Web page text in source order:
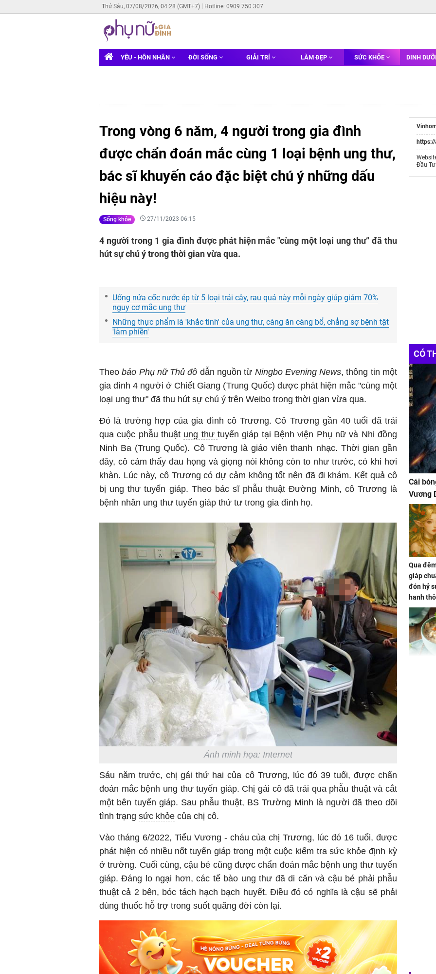
Thứ Sáu, 07/08/2026, 04:28 (GMT+7) Hotline: 0909 750 307
YÊU - HÔN NHÂN ĐỜI SỐNG GIẢI TRÍ LÀM ĐẸP SỨC KHỎE DINH
Trong vòng 6 năm, 4 người trong gia đình
được chẩn đoán mắc cùng 1 loại bệnh ung thư,
bác sĩ khuyến cáo đặc biệt chú ý những dấu
hiệu này!
Sống khỏe 27/11/2023 06:15
4 người trong 1 gia đình được phát hiện mắc "cùng một loại ung thư" đã thu
hút sự chú ý trong thời gian vừa qua.
Uống nửa cốc nước ép từ 5 loại trái cây, rau quả này mỗi ngày giúp giảm 70%
nguy cơ mắc ung thư
Những thực phẩm là 'khắc tinh' của ung thư, càng ăn càng bổ, chẳng sợ bệnh tật
'làm phiền'
Theobáo Phụ nữ Thủ đô dẫn nguồn từ Ningbo Evening News, thông tin một
gia đình 4 người ở Chiết Giang (Trung Quốc) được phát hiện mắc "cùng một
loại ung thư" đã thu hút sự chú ý trên Weibo trong thời gian vừa qua.
Đó là trường hợp của gia đình cô Trương. Cô Trương gần 40 tuổi đã trải
qua cuộc phẫu thuật ung thưtuyến giáp tại Bệnh viện Phụ nữ và Nhi đồng
Ninh Ba (Trung Quốc). Cô Trương là giáo viên thanh nhạc. Thời gian gần
đây, cô cảm thấy đau họng và giọng nói không còn to như trước, có khi hơi
khàn. Lúc này, cô Trương có dự cảm không tốt nên đã đi khám. Kết quả cô
bị ung thư tuyến giáp. Theo bác sĩ phẫu thuật Đường Minh, cô Trương là
bệnh nhân ung thư tuyến giáp thứ tư trong gia đình họ.
Ảnh minh họa: Internet
Sáu năm trước, chị gái thứ hai của cô Trương, lúc đó 39 tuổi, được chẩn
đoán mắc bệnh ung thư tuyến giáp. Chị gái cô đã trải qua phẫu thuật và cắt
một bên tuyến giáp. Sau phẫu thuật, BS Trường Minh là người đã theo dõi
tình trạng sức khỏe của chị cô.
Vào tháng 6/2022, Tiểu Vương - cháu của chị Trương, lúc đó 16 tuổi, được
phát hiện có nhiều nốt tuyến giáp trong một cuộc kiểm tra sức khỏe định kỳ
ở trường. Cuối cùng, cậu bé cũng được chẩn đoán mắc bệnh ung thư tuyến
giáp. Đáng lo ngại hơn, các tế bào ung thư đã di căn và cậu bé phải phẫu
thuật cả 2 bên, bóc tách hạch bạch huyết. Điều đó có nghĩa là cậu sẽ phải
dùng thuốc hỗ trợ trong suốt quãng đời còn lại.
https://
Đầu Tư
CÓ
Cái
Vương
Qua
giáp
đón hỷ
hanh
hóa
gom hết
nhà